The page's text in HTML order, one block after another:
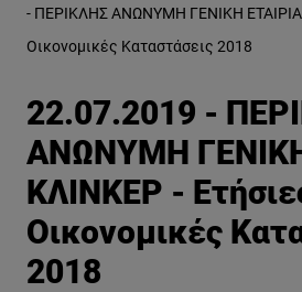
- ΠΕΡΙΚΛΗΣ ΑΝΩΝΥΜΗ ΓΕΝΙΚΗ ΕΤΑΙΡΙΑ
Οικονομικές Καταστάσεις 2018
22.07.2019 -
ΑΝΩΝΥΜΗ
ΚΛΙΝΚΕΡ -
Οικονομικές
2018